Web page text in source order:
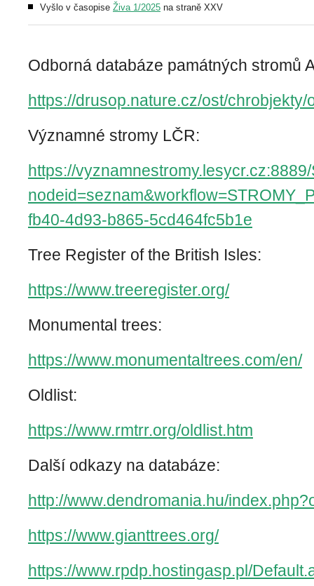
Vyšlo v časopise Živa 1/2025 na straně XXV
Odborná databáze památných stromů
https://drusop.nature.cz/ost/
Významné stromy LČR:
https://
fb40-4d93-b865-5cd464fc5b1e
Tree Register of the British Isles:
https://www.treeregister.org/
Monumental trees:
https://www.monumentaltrees.com/en/
Oldlist:
https://www.rmtrr.org/oldlist.htm
Další odkazy na databáze:
http://www.dendromania.hu/
https://www.gianttrees.org/
https://www.rpdp.hostingasp.pl/